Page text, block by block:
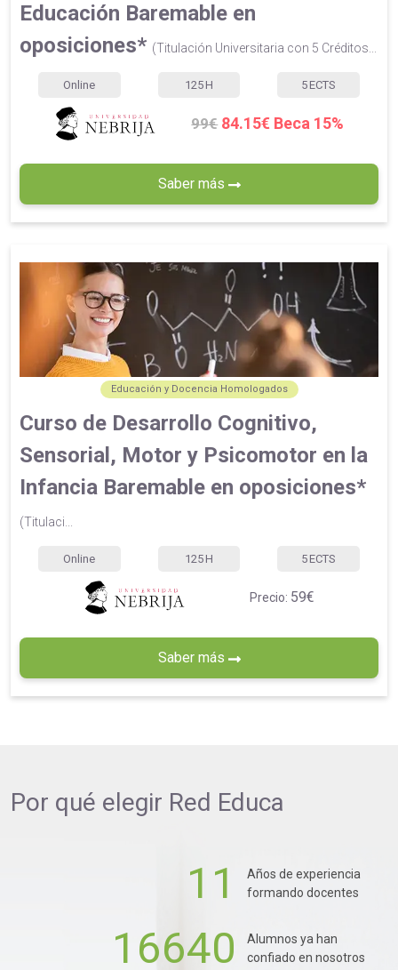
Educación Baremable en
oposiciones* (Titulación Universitaria con 5 Créditos...
Online 125 H 5 ECTS
99€ 84.15€ Beca 15%
Saber más
Educación y Docencia Homologados
Curso de Desarrollo Cognitivo,
Sensorial, Motor y Psicomotor en la
Infancia Baremable en oposiciones*
(Titulaci...
Online 125 H 5 ECTS
Precio: 59€
Saber más
Por qué elegir Red Educa
11
Años de experiencia
formando docentes
16640
Alumnos ya han
confiado en nosotros